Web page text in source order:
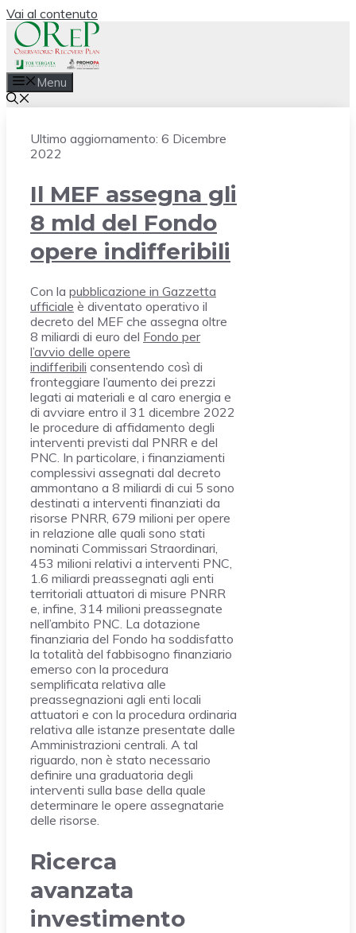
Vai al contenuto
Menu
Ultimo aggiornamento: 6 Dicembre
2022
Il MEF assegna gli
8 mld del Fondo
opere indifferibili
Con la pubblicazione in Gazzetta
ufficiale è diventato operativo il
decreto del MEF che assegna oltre
8 miliardi di euro del Fondo per
l’avvio delle opere
indifferibili consentendo così di
fronteggiare l’aumento dei prezzi
legati ai materiali e al caro energia e
di avviare entro il 31 dicembre 2022
le procedure di affidamento degli
interventi previsti dal PNRR e del
PNC. In particolare, i finanziamenti
complessivi assegnati dal decreto
ammontano a 8 miliardi di cui 5 sono
destinati a interventi finanziati da
risorse PNRR, 679 milioni per opere
in relazione alle quali sono stati
nominati Commissari Straordinari,
453 milioni relativi a interventi PNC,
1.6 miliardi preassegnati agli enti
territoriali attuatori di misure PNRR
e, infine, 314 milioni preassegnate
nell’ambito PNC. La dotazione
finanziaria del Fondo ha soddisfatto
la totalità del fabbisogno finanziario
emerso con la procedura
semplificata relativa alle
preassegnazioni agli enti locali
attuatori e con la procedura ordinaria
relativa alle istanze presentate dalle
Amministrazioni centrali. A tal
riguardo, non è stato necessario
definire una graduatoria degli
interventi sulla base della quale
determinare le opere assegnatarie
delle risorse.
Ricerca
avanzata
investimento